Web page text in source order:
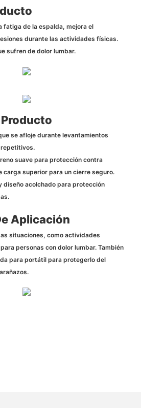
fatiga de la espalda, mejora el
durante las actividades físicas.
sufren de dolor lumbar.
se afloje durante levantamientos
suave para protección contra
carga superior para un cierre seguro.
diseño acolchado para protección
Aplicación
situaciones, como actividades
personas con dolor lumbar. También
para portátil para protegerlo del